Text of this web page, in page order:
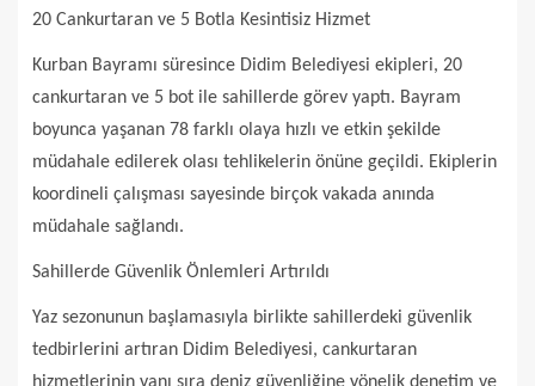
20 Cankurtaran ve 5 Botla Kesintisiz Hizmet
Kurban Bayramı süresince Didim Belediyesi ekipleri, 20
cankurtaran ve 5 bot ile sahillerde görev yaptı. Bayram
boyunca yaşanan 78 farklı olaya hızlı ve etkin şekilde
müdahale edilerek olası tehlikelerin önüne geçildi. Ekiplerin
koordineli çalışması sayesinde birçok vakada anında
müdahale sağlandı.
Sahillerde Güvenlik Önlemleri Artırıldı
Yaz sezonunun başlamasıyla birlikte sahillerdeki güvenlik
tedbirlerini artıran Didim Belediyesi, cankurtaran